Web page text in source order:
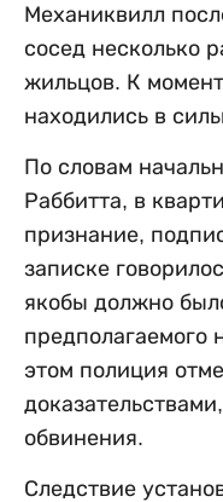
Механиквилл
сосед несколько
жильцов. К
находились в
По словам
Раббитта, в
признание,
записке
якобы должно
предполагаемого
этом полиция
обвинения.
Следствие